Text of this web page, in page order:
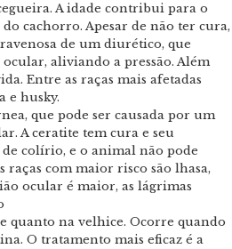
A idade contribui para o
cachorro. Apesar de não ter cura,
de um diurético, que
aliviando a pressão. Além
Entre as raças mais afetadas
e husky.
que pode ser causada por um
A ceratite tem cura e seu
colírio, e o animal não pode
raças com maior risco são lhasa,
ocular é maior, as lágrimas
quanto na velhice. Ocorre quando
O tratamento mais eficaz é a